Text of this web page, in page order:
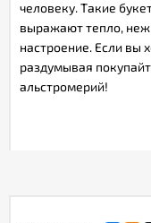
человеку. Такие
выражают тепло,
настроение. Если вы
раздумывая
альстромерий!